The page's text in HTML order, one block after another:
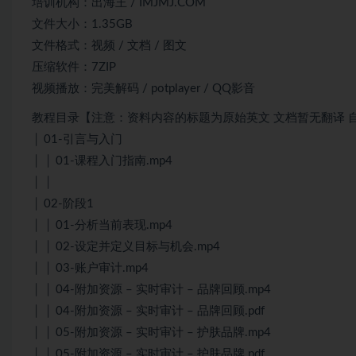
培训机构：出海王 / IMJMJ.COM
文件大小：1.35GB
文件格式：视频 / 文档 / 图文
压缩软件：7ZIP
视频播放：完美解码 / potplayer / QQ影音
教程目录【注意：资料内容的标题为原始英文 文档暂无翻译
│ 01-引言与入门
│ │ 01-课程入门指南.mp4
│ 02-阶段1
│ │ 01-分析当前表现.mp4
│ │ 02-设定并定义目标与机会.mp4
│ │ 03-账户审计.mp4
│ │ 04-附加资源 – 实时审计 – 品牌回顾.mp4
│ │ 04-附加资源 – 实时审计 – 品牌回顾.pdf
│ │ 05-附加资源 – 实时审计 – 护肤品牌.mp4